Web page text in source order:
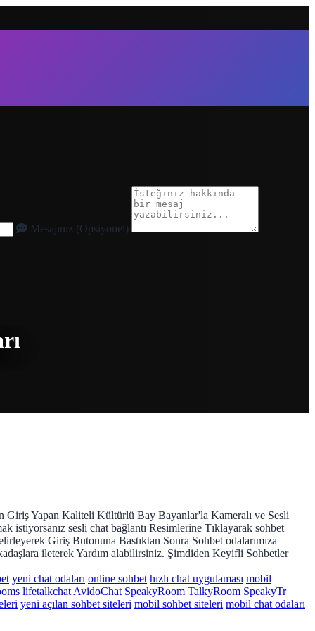
Mesajınız (Opsiyonel)
Giriş Yapan Kaliteli Kültürlü Bay Bayanlar'la Kameralı ve Sesli
istiyorsanız sesli chat bağlantı Resimlerine Tıklayarak sohbet
Giriş Butonuna Bastıktan Sonra Sohbet odalarımıza
ileterek Yardım alabilirsiniz. Şimdiden Keyifli Sohbetler
yeni chat odaları online sohbet hızlı chat uygulaması mobil
lifetalkchat AvidoChat SpeakyRoom TalkyRoom SpeakyTr
yeni açılan sohbet siteleri mobil sohbet siteleri mobil chat odaları